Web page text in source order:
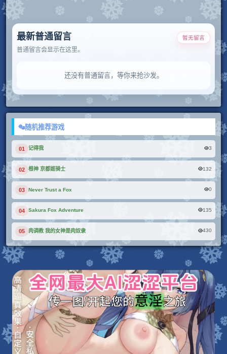
最新普通留言
普通留言会显示在这里。
暂无留言
还没有普通留言，等你来抢沙发。
随机推荐游戏
01 记得我 3
02 根神 京都姬骑士 132
03 Never Trust a Fox 0
04 Sakura Fox Adventure 135
05 肉调教 我的女神是肉奴隶 430